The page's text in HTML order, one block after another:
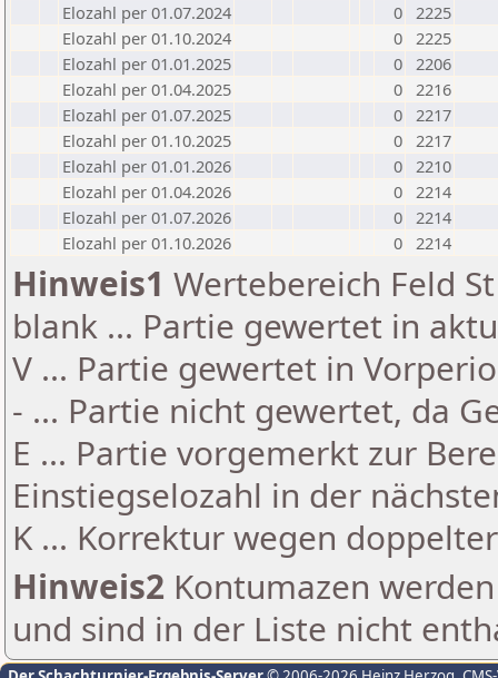
Elozahl per 01.07.2024
0 2225
Elozahl per 01.10.2024
0 2225
Elozahl per 01.01.2025
0 2206
Elozahl per 01.04.2025
0 2216
Elozahl per 01.07.2025
0 2217
Elozahl per 01.10.2025
0 2217
Elozahl per 01.01.2026
0 2210
Elozahl per 01.04.2026
0 2214
Elozahl per 01.07.2026
0 2214
Elozahl per 01.10.2026
0 2214
Hinweis1 Wertebereich Feld
blank ... Partie gewertet in
V ... Partie gewertet in
- ... Partie nicht gewertet, da
E ... Partie vorgemerkt zur
Einstiegselozahl in der
K ... Korrektur wegen
Hinweis2 Kontumazen
und sind in der Liste nicht